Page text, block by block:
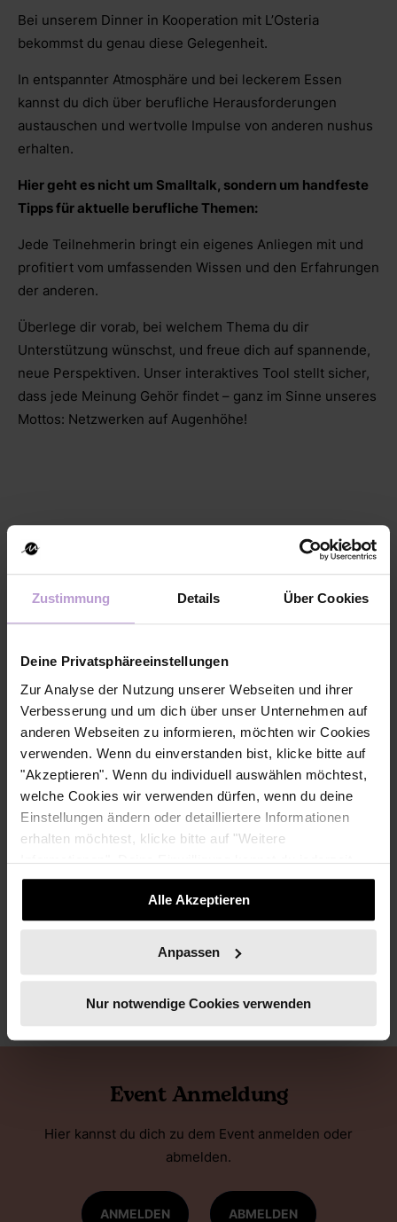
Zustimmung Details Über Cookies
Deine Privatsphäreeinstellungen
Zur Analyse der Nutzung unserer Webseiten und ihrer
Verbesserung und um dich über unser Unternehmen auf
anderen Webseiten zu informieren, möchten wir Cookies
verwenden. Wenn du einverstanden bist, klicke bitte auf
"Akzeptieren". Wenn du individuell auswählen möchtest,
welche Cookies wir verwenden dürfen, wenn du deine
Einstellungen ändern oder detailliertere Informationen
erhalten möchtest, klicke bitte auf "Weitere
Informationen". Deine Einwilligung kannst du jederzeit
widerrufen.
Alle Akzeptieren
Anpassen
Nur notwendige Cookies verwenden
Bei unserem Dinner in Kooperation mit L’Osteria
bekommst du genau diese Gelegenheit.
In entspannter Atmosphäre und bei leckerem Essen
kannst du dich über berufliche Herausforderungen
austauschen und wertvolle Impulse von anderen nushus
erhalten.
Hier geht es nicht um Smalltalk, sondern um handfeste
Tipps für aktuelle berufliche Themen:
Jede Teilnehmerin bringt ein eigenes Anliegen mit und
profitiert vom umfassenden Wissen und den Erfahrungen
der anderen.
Überlege dir vorab, bei welchem Thema du dir
Unterstützung wünschst, und freue dich auf spannende,
neue Perspektiven. Unser interaktives Tool stellt sicher,
dass jede Meinung Gehör findet – ganz im Sinne unseres
Mottos: Netzwerken auf Augenhöhe!
Sichere dir einen der exklusiven Plätze für das nushu
dinner bei L’Osteria. Aber sei fair und realistisch – melde
dich nur an, wenn du auch ganz sicher kommen kannst!
dein dinner in illustrer Runde!
In Kooperation mit:
Event Anmeldung
Hier kannst du dich zu dem Event anmelden oder
abmelden.
ANMELDEN ABMELDEN